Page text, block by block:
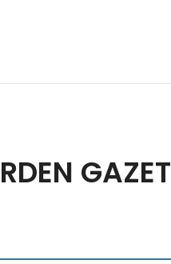
GAZET